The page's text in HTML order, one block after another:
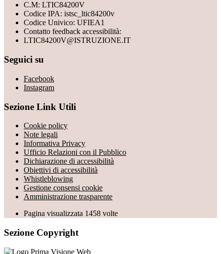
C.M: LTIC84200V
Codice IPA: istsc_ltic84200v
Codice Univico: UFIEA1
Contatto feedback accessibilità:
LTIC84200V@ISTRUZIONE.IT
Seguici su
Facebook
Instagram
Sezione Link Utili
Cookie policy
Note legali
Informativa Privacy
Ufficio Relazioni con il Pubblico
Dichiarazione di accessibilità
Obiettivi di accessibilità
Whistleblowing
Gestione consensi cookie
Amministrazione trasparente
Pagina visualizzata 1458 volte
Sezione Copyright